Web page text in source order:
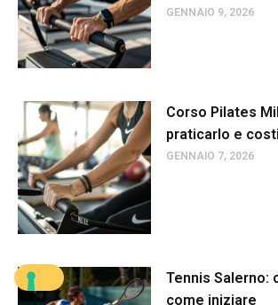
GENNAIO 9, 2026
Corso Pilates
praticarlo e
GENNAIO 7, 2026
Tennis Salerno:
come iniziare